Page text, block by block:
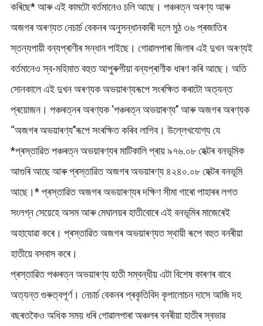
কৰিছে* আৰু এই কামটো বৰ্তমানেও চলি আছে। পঞ্চৰত্ন অৰণ্য আৰু
অজগৰ অৰণ্যত নেচাৰ্চ বেকনৰ অনুসন্ধানকাৰী দলে মুঠ ৩৬ প্ৰজাতিৰ
স্তন্যপায়ী বন্যপ্ৰাণীৰ সন্ধান পাইছে। গোৱালপাৰা জিলাৰ এই দুখন অৰণ্যই
বৰ্তমানেও স্ব-মহিমাত বহুত আপুৰুগীয়া বন্যপ্ৰাণীক ধাৰণ কৰি আছে। অতি
সোনকালে এই দুখন অৰণ্যক অভয়াৰণ্যৰূপে সংৰক্ষিত কৰাটো অত্যন্ত
প্ৰয়োজন। পঞ্চৰত্নৰ অৰণ্যক ‘পঞ্চৰত্ন অভয়াৰণ্য’’ আৰু অজগৰ অৰণ্যক
‘‘অজগৰ অভয়াৰণ্য’’ৰূপে সংৰক্ষিত কৰিব লাগিব। উল্লেখযোগ্য যে
*প্ৰস্তাৱিত পঞ্চৰত্ন অভয়াৰণ্যৰ মাটিকালি প্ৰায় ৯৭৬.০৮ হেক্টৰ বনভূমিক
আগুৰি আছে আৰু প্ৰস্তাৱিত অজগৰ অভয়াৰণ্য ৪২৪০.০৮ হেক্টৰ বনভূমি
আছে।* প্ৰস্তাৱিত অজগৰ অভয়াৰণ্যৰ দক্ষিণ সীমা গাৰো পাহাৰৰ লগত
সংলগ্ন সেয়েহে অসম আৰু মেঘালয়ৰ হাতীবোৰে এই বনভূমিৰ মাজেৰেই
অহাযোৱা কৰে। প্ৰস্তাৱিত অজগৰ অভয়াৰণ্যত স্থায়ী ৰূপে বহুত বনৰীয়া
হাতীয়ে বসবাস কৰে।
প্ৰস্তাৱিত পঞ্চৰত্ন অভয়াৰণ্য হাতী সম্বন্ধীয় এটা বিশেষ কাৰণৰ বাবে
অত্যন্ত গুৰুত্বপূৰ্ণ। নেচাৰ্চ বেকনৰ প্ৰকৃতিবিদ কৃপালোচন দাসে আজি দহ
বছৰতকৈও অধিক সময় ধৰি গোৱালপাৰা অঞ্চলৰ বনৰীয়া হাতীৰ স্বভাৱ